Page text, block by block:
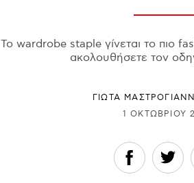
Το wardrobe staple γίνεται το πιο
ακολουθήσετε τον
ΓΙΩΤΑ
1 ΟΚΤΩΒΡΊΟΥ